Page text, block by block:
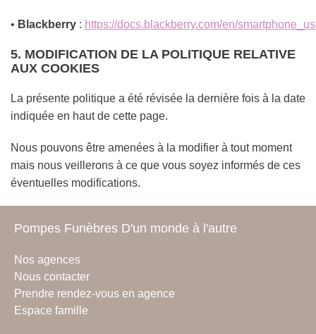
• Blackberry : https://docs.blackberry.com/en/
5. MODIFICATION DE LA POLITIQUE RELATIVE
AUX COOKIES
La présente politique a été révisée la dernière fois à la date
indiquée en haut de cette page.
Nous pouvons être amenées à la modifier à tout moment
mais nous veillerons à ce que vous soyez informés de ces
éventuelles modifications.
Pompes Funèbres D'un monde à l'autre
Nos agences
Nous contacter
Prendre rendez-vous en agence
Espace famille